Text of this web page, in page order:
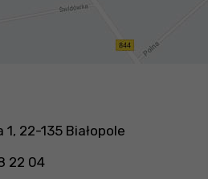
1, 22-135 Białopole
22 04